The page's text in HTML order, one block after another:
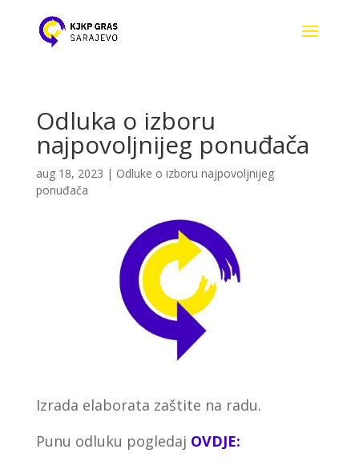
Odluka o izboru
najpovoljnijeg ponuđača
aug 18, 2023 | Odluke o izboru najpovoljnijeg
ponuđača
Izrada elaborata zaštite na radu.
Punu odluku pogledaj OVDJE: